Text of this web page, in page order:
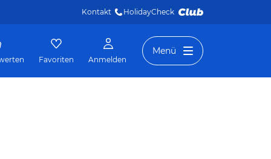
Kontakt HolidayCheck
Favoriten Anmelden
Menü